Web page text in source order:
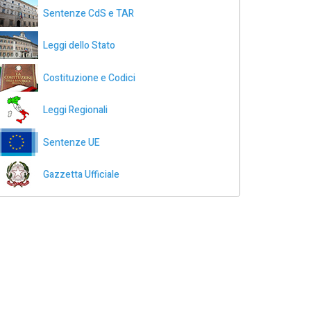
Sentenze CdS e TAR
Leggi dello Stato
Costituzione e Codici
Leggi Regionali
Sentenze UE
Gazzetta Ufficiale